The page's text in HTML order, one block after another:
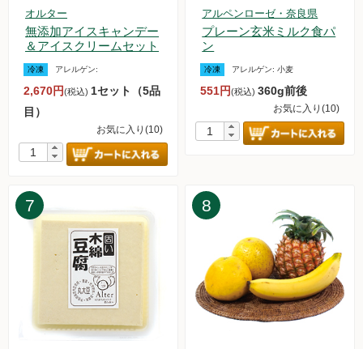
大潟）の農薬不使用栽培 白米・玄米の販売を再開いたしまし
た。
2024.12.28【毎週土曜日更新！】品ものアイテムを更新しま
した。
2024.12.21【重要なお知らせ】本人認証サービス3Dセキュア
2.0導入のお知らせ
2024.12.21【毎週土曜日更新！】品ものアイテムを更新しま
2024.12.14【毎週土曜日更新！】品ものアイテムを更新しま
2024.12.7【毎週土曜日更新！】品ものアイテムを更新しまし
た。
2024.11.30【毎週土曜日更新！】品ものアイテムを更新しま
した。
2024.11.23【毎週土曜日更新！】品ものアイテムを更新しま
2024.11.16【毎週土曜日更新！】品ものアイテムを更新しま
した。
オルター
無添加アイスキャンデー
＆アイスクリームセット
冷凍 アレルゲン:
2,670円(税込) 1セット（5品
目）
お気に入り(10)
アルペンローゼ・奈良県
プレーン玄米ミルク食パ
ン
冷凍 アレルゲン:小麦
551円(税込)360g前後
お気に入り(10)
7 8